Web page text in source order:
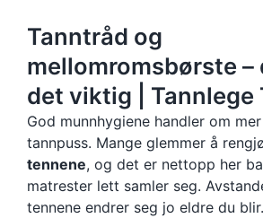
Tanntråd og
mellomromsbørste –
det viktig | Tannlege
God munnhygiene handler om
tannpuss. Mange glemmer å
tennene, og det er nettopp her
matrester lett samler seg.
tennene endrer seg jo eldre du